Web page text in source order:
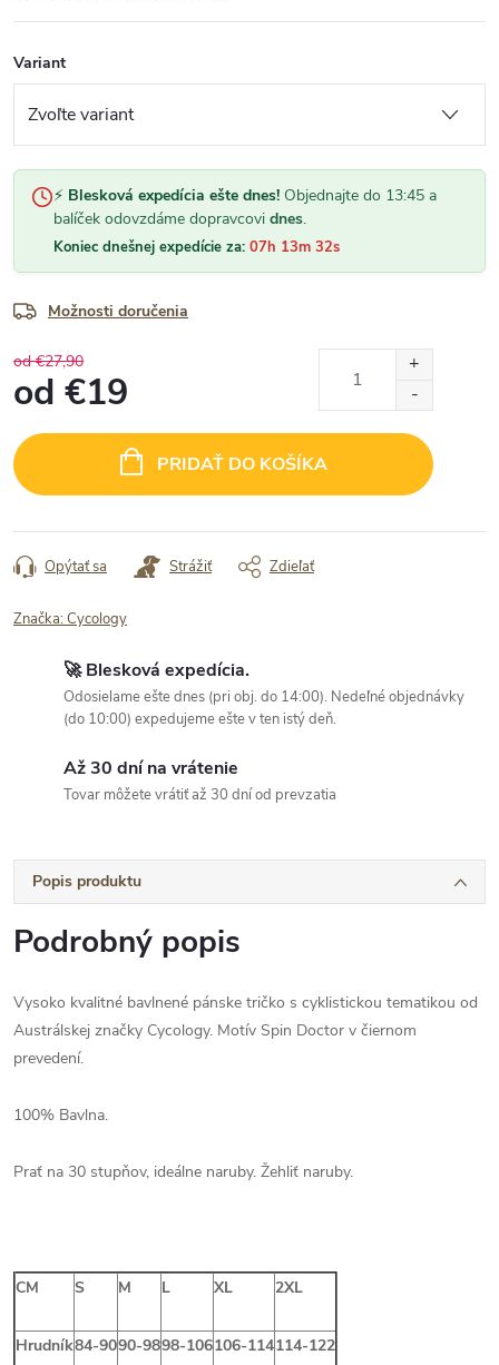
Variant
⚡ Blesková expedícia ešte dnes! Objednajte do 13:45 a
balíček odovzdáme dopravcovi dnes.
Koniec dnešnej expedície za: 07h 13m 31s
Možnosti doručenia
od €27,90
od €19
cena:
PRIDAŤ DO KOŠÍKA
Opýtať sa Strážiť Zdieľať
Značka:Cycology
🚀 Blesková expedícia.
Odosielame ešte dnes (pri obj. do 14:00). Nedeľné objednávky
(do 10:00) expedujeme ešte v ten istý deň.
Až 30 dní na vrátenie
Tovar môžete vrátiť až 30 dní od prevzatia
Popis produktu
Podrobný popis
Vysoko kvalitné bavlnené pánske tričko s cyklistickou tematikou od
Austrálskej značky Cycology. Motív Spin Doctor v čiernom
prevedení.
100% Bavlna.
Prať na 30 stupňov, ideálne naruby. Žehliť naruby.
CM S M L XL 2XL
Hrudník84-9090-9898-106106-114114-122